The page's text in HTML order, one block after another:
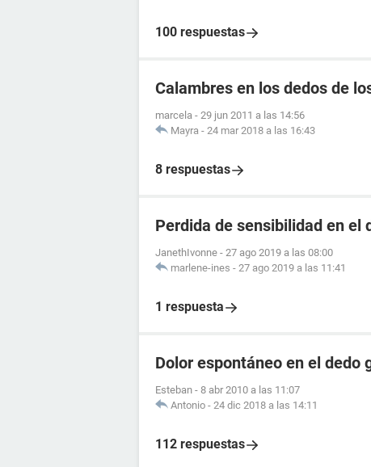
100 respuestas
Calambres en los dedos de
marcela - 29 jun 2011 a las 14:56
Mayra - 24 mar 2018 a las 16:43
8 respuestas
Perdida de sensibilidad en el
JanethIvonne - 27 ago 2019 a las 08:00
marlene-ines - 27 ago 2019 a las 11:41
1 respuesta
Dolor espontáneo en el dedo
Esteban - 8 abr 2010 a las 11:07
Antonio - 24 dic 2018 a las 14:11
112 respuestas